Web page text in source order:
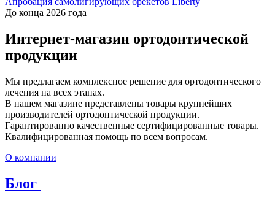
До конца 2026 года
Интернет-магазин ортодонтической
продукции
Мы предлагаем комплексное решение для ортодонтического
лечения на всех этапах.
В нашем магазине представлены товары крупнейших
производителей ортодонтической продукции.
Гарантированно качественные сертифицированные товары.
Квалифицированная помощь по всем вопросам.
О компании
Блог